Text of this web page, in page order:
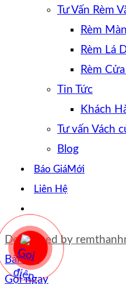
Tư Vấn Rèm
Rèm
Rèm Lá
Rèm
Tin Tức
Khách
Tư vấn Vách
Blog
Báo Giá
Liên Hệ
Developed by
Bản đồ
Gọi ngay